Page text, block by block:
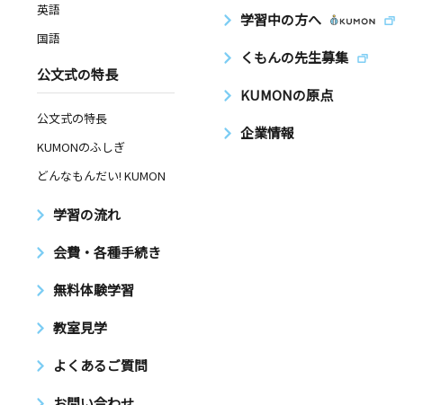
英語
国語
公文式の特長
公文式の特長
KUMONのふしぎ
どんなもんだい! KUMON
学習の流れ
会費・各種手続き
無料体験学習
教室見学
よくあるご質問
学習中の方へ
くもんの先生募集
KUMONの原点
企業情報